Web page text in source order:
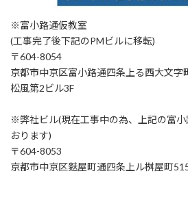
※富小路通仮教室
(工事完了後下記のPMビルに移転)
〒604-8054
京都市中京区富小路通四条上る西大文字
松風第2ビル3F
※弊社ビル(現在工事中の為、上記の富
おります)
〒604-8053
京都市中京区麩屋町通四条上ル桝屋町